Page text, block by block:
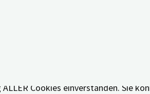
Erfahrung zu bieten, indem
Cookies einverstanden. Sie